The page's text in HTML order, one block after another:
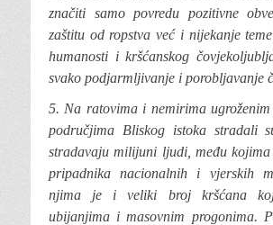
značiti samo povredu pozitivne
zaštitu od ropstva već i nijekanje
humanosti i kršćanskog
svako podjarmljivanje i porobljavanje
5. Na ratovima i nemirima ugroženim
područjima Bliskog istoka stradali
stradavaju milijuni ljudi, među
pripadnika nacionalnih i vjerskih
njima je i veliki broj kršćana
ubijanjima i masovnim progonima.